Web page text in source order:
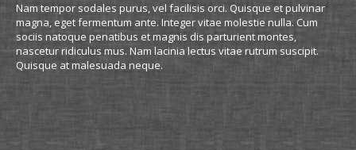
Nam tempor sodales purus, vel facilisis orci. Quisque et pulvinar
magna, eget fermentum ante. Integer vitae molestie nulla. Cum
sociis natoque penatibus et magnis dis parturient montes,
nascetur ridiculus mus. Nam lacinia lectus vitae rutrum suscipit.
Quisque at malesuada neque.